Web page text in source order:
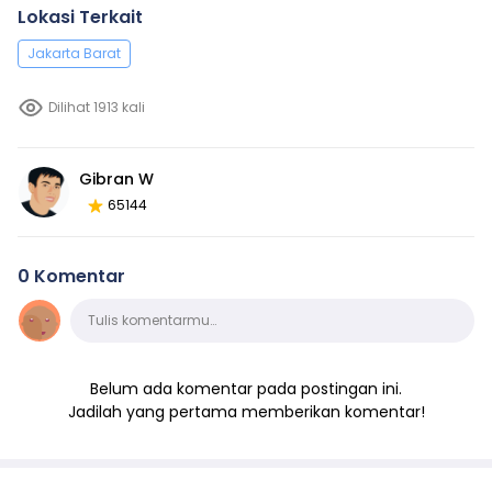
Lokasi Terkait
Jakarta Barat
Dilihat 1913 kali
Gibran W
65144
0 Komentar
KomentarTulis komentarmu…
Belum ada komentar pada postingan ini.
Jadilah yang pertama memberikan komentar!